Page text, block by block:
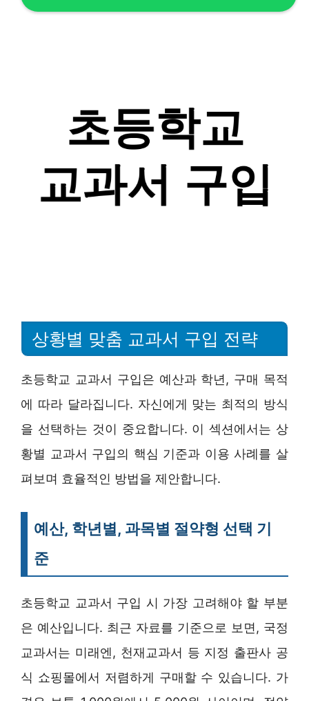
상황별 맞춤 교과서 구입 전략
초등학교 교과서 구입은 예산과 학년, 구매 목적
에 따라 달라집니다. 자신에게 맞는 최적의 방식
을 선택하는 것이 중요합니다. 이 섹션에서는 상
황별 교과서 구입의 핵심 기준과 이용 사례를 살
펴보며 효율적인 방법을 제안합니다.
예산, 학년별, 과목별 절약형 선택 기
준
초등학교 교과서 구입 시 가장 고려해야 할 부분
은 예산입니다. 최근 자료를 기준으로 보면, 국정
교과서는 미래엔, 천재교과서 등 지정 출판사 공
식 쇼핑몰에서 저렴하게 구매할 수 있습니다. 가